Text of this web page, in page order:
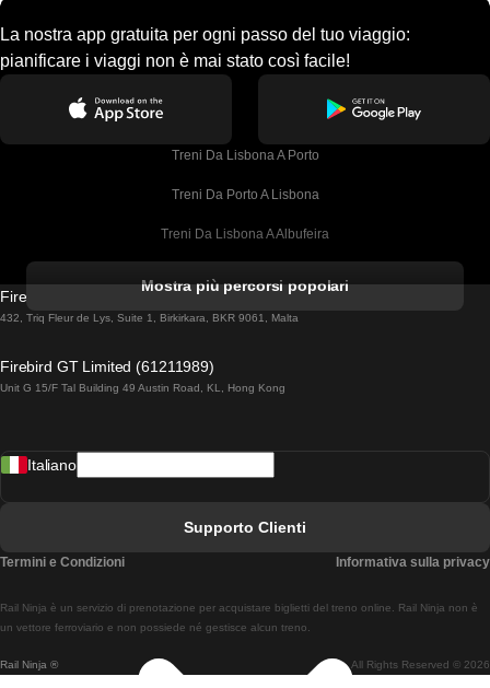
La nostra app gratuita per ogni passo del tuo viaggio:
pianificare i viaggi non è mai stato così facile!
Treni Da Lisbona A Porto
Treni Da Porto A Lisbona
Treni Da Lisbona A Albufeira
Treni Da Lisbona A Lagos
Treni Da Lisbona A Madrid
Treni Da Lisbon A Braga
Treni Da Braga A Lisbona
Mostra più percorsi popolari
Firebird GT Limited (OC 1451)
432, Triq Fleur de Lys, Suite 1, Birkirkara, BKR 9061, Malta
Firebird GT Limited (61211989)
Unit G 15/F Tal Building 49 Austin Road, KL, Hong Kong
Rail Ninja ® All Rights Reserved © 2026
Rail Ninja è un servizio di prenotazione per acquistare biglietti del treno online. Rail Ninja non è
un vettore ferroviario e non possiede né gestisce alcun treno.
Italiano
Supporto Clienti
Termini e Condizioni Informativa sulla privacy